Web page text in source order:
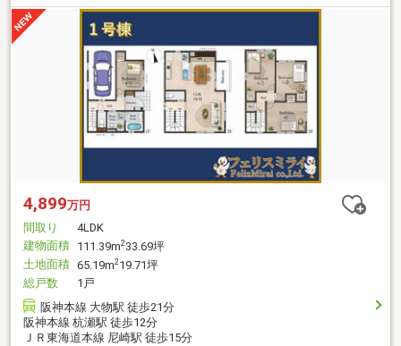
4,899万円
間取り
4LDK
建物面積 111.39m2 33.69坪
土地面積 65.19m2 19.71坪
総戸数
1戸
阪神本線 大物駅 徒歩21分
阪神本線 杭瀬駅 徒歩12分
ＪＲ東海道本線 尼崎駅 徒歩15分